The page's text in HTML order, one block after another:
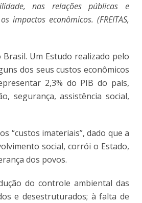
nas relações públicas e
impactos econômicos. (FREITAS,
Um Estudo realizado pelo
dos seus custos econômicos
2,3% do PIB do país,
segurança, assistência social,
“custos imateriais”, dado que a
social, corrói o Estado,
dos povos.
do controle ambiental das
e desestruturados; à falta de